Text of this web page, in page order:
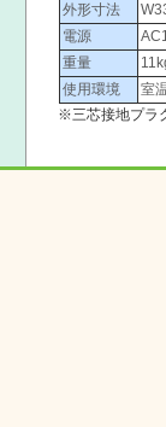
外形寸法
電源
重量
使用環境
室
※三芯接地プラ